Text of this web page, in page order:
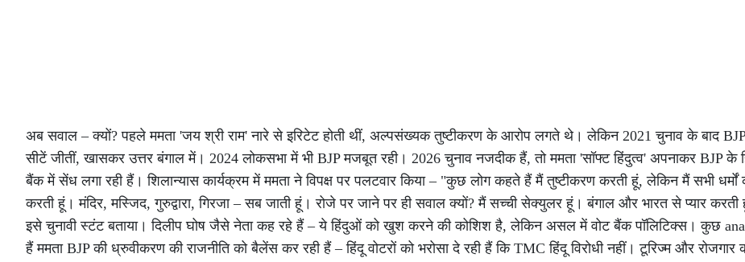
अब सवाल – क्यों? पहले ममता 'जय श्री राम' नारे से इरिटेट होती थीं, अल्पसंख्यक तुष्टीकरण के आरोप लगते थे। लेकिन 2021 चुनाव के बाद
सीटें जीतीं, खासकर उत्तर बंगाल में। 2024 लोकसभा में भी BJP मजबूत रही। 2026 चुनाव नजदीक हैं, तो ममता 'सॉफ्ट हिंदुत्व' अपनाकर BJP के
बैंक में सेंध लगा रही हैं। शिलान्यास कार्यक्रम में ममता ने विपक्ष पर पलटवार किया – "कुछ लोग कहते हैं मैं तुष्टीकरण करती हूं, लेकिन मैं सभी धर्मों
करती हूं। मंदिर, मस्जिद, गुरुद्वारा, गिरजा – सब जाती हूं। रोजे पर जाने पर ही सवाल क्यों? मैं सच्ची सेक्युलर हूं। बंगाल और भारत से प्यार
इसे चुनावी स्टंट बताया। दिलीप घोष जैसे नेता कह रहे हैं – ये हिंदुओं को खुश करने की कोशिश है, लेकिन असल में वोट बैंक पॉलिटिक्स। कुछ
हैं ममता BJP की ध्रुवीकरण की राजनीति को बैलेंस कर रही हैं – हिंदू वोटरों को भरोसा दे रही हैं कि TMC हिंदू विरोधी नहीं। टूरिज्म और रोजगार